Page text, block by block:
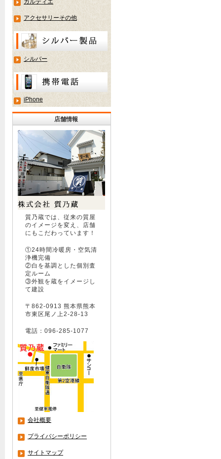
カルティエ
アクセサリーその他
シルバー
iPhone
店舗情報
質乃蔵では、従来の質屋
のイメージを変え、店舗
にもこだわっています！
①24時間冷暖房・空気清
浄機完備
②白を基調とした個別査
定ルーム
③外観を蔵をイメージし
て建設
〒862-0913 熊本県熊本
市東区尾ノ上2-28-13
電話：096-285-1077
会社概要
プライバシーポリシー
サイトマップ